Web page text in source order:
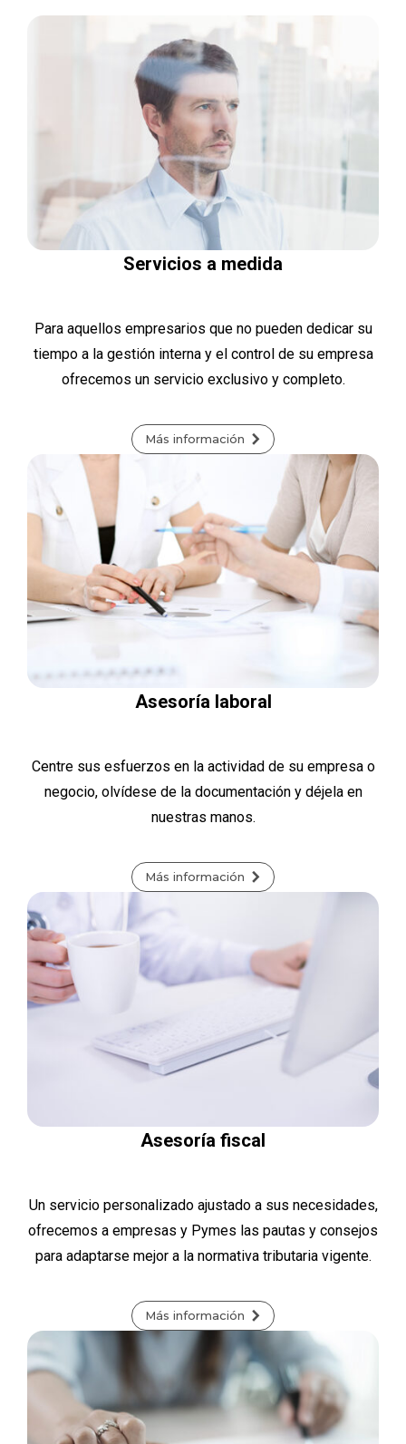
Servicios a medida
Para aquellos empresarios que no pueden dedicar su
tiempo a la gestión interna y el control de su empresa
ofrecemos un servicio exclusivo y completo.
Más información
Asesoría laboral
Centre sus esfuerzos en la actividad de su empresa o
negocio, olvídese de la documentación y déjela en
nuestras manos.
Más información
Asesoría fiscal
Un servicio personalizado ajustado a sus necesidades,
ofrecemos a empresas y Pymes las pautas y consejos
para adaptarse mejor a la normativa tributaria vigente.
Más información